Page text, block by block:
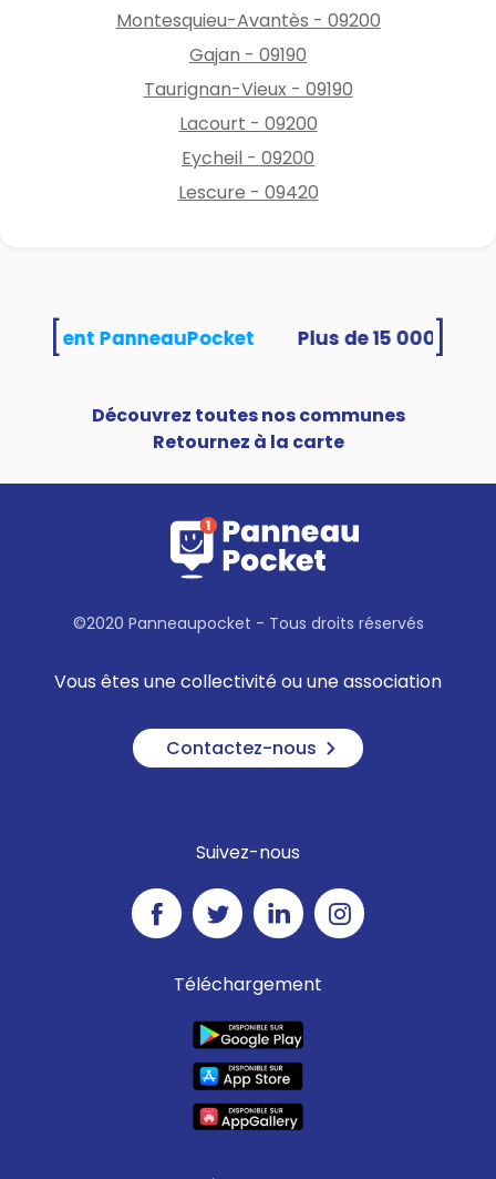
Montesquieu-Avantès - 09200
Gajan - 09190
Taurignan-Vieux - 09190
Lacourt - 09200
Eycheil - 09200
Lescure - 09420
PanneauPocket
Découvrez toutes nos communes
Retournez à la carte
©2020 Panneaupocket - Tous droits réservés
Vous êtes une collectivité ou une association
Contactez-nous
Suivez-nous
Téléchargement